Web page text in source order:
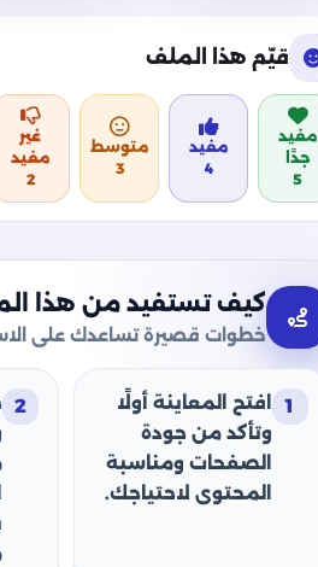
قيّم هذا الملف
مفيد
جدًا
5
مفيد
4
متوسط
3
غير
مفيد
2
كيف تستفيد من هذا
خطوات قصيرة تساعدك على
1
افتح المعاينة أولًا
وتأكد من جودة
الصفحات ومناسبة
المحتوى لاحتياجك.
2